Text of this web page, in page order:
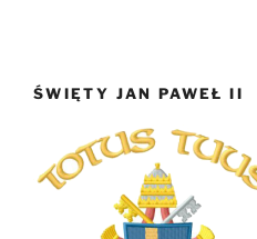
ŚWIĘTY JAN PAWEŁ II